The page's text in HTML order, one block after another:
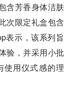
含芳香身体洁肤
次限定礼盒包含
表示，该系列旨
验，并采用小批
使用仪式感的理